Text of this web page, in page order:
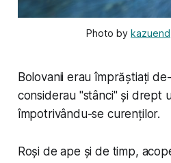
Photo by kazuend
Bolovanii erau împrăștiați
considerau "stânci" și drept
împotrivându-se curenților.
Roși de ape și de timp,